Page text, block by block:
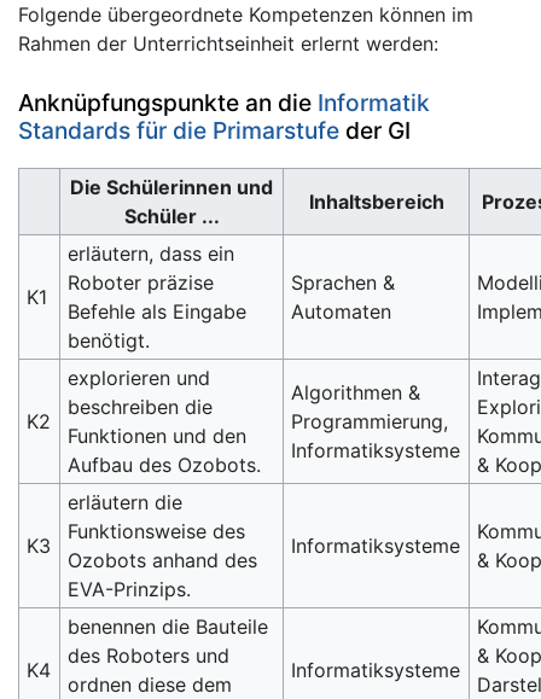
Folgende übergeordnete Kompetenzen können im
Rahmen der Unterrichtseinheit erlernt werden:
Anknüpfungspunkte an die Informatik
Standards für die Primarstufe der GI
Die Schülerinnen und
Schüler ...
Inhaltsbereich
K1
erläutern, dass ein
Roboter präzise
Befehle als Eingabe
benötigt.
Sprachen &
Automaten
K2
explorieren und
beschreiben die
Funktionen und den
Aufbau des Ozobots.
Algorithmen &
Programmierung,
Informatiksysteme
&
K3
erläutern die
Funktionsweise des
Ozobots anhand des
EVA-Prinzips.
Informatiksysteme
&
K4
benennen die Bauteile
des Roboters und
ordnen diese dem
Informatiksysteme
&